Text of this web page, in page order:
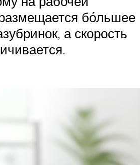
бо́льшее
а скорость